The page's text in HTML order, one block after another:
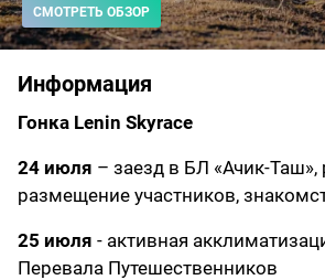
СМОТРЕТЬ ОБЗОР
Информация
Гонка Lenin Skyrace
24 июля – заезд в БЛ «Ачик-Таш»,
размещение участников,
25 июля - активная
Перевала Путешественников